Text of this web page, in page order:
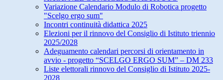
Variazione Calendario Modulo di Robotica progetto
"Scelgo ergo sum"
Incontri continuità didattica 2025
Elezioni per il rinnovo del Consiglio di Istituto triennio
2025/2028
Adeguamento calendari percorsi di orientamento in
avvio - progetto “SCELGO ERGO SUM” – DM 233
Liste elettorali rinnovo del Consiglio di Istituto 2025-
2028